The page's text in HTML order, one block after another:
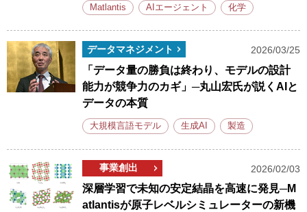
Matlantis AIエージェント 化学
データマネジメント 2026/03/25
「データ量の勝負は終わり、モデルの設計
能力が競争力のカギ」─丸山宏氏が説くAIと
データの本質
大規模言語モデル 生成AI 製造
事業創出 2026/02/03
深層学習で未知の安定結晶を高速に発見─M
atlantisが原子レベルシミュレーターの新機